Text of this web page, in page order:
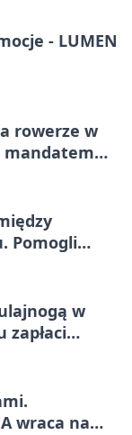
- LUMEN
rowerze w
mandatem
Pomogli
w
zapłaci
wraca na